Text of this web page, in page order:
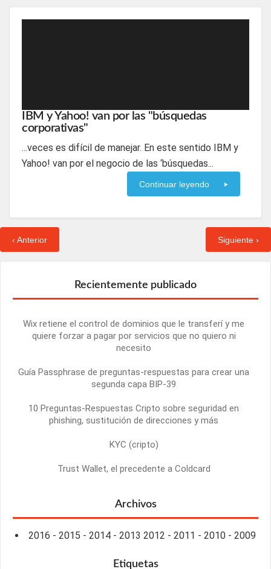
IBM y Yahoo! van por las "búsquedas
corporativas"
...veces es difícil de manejar. En este sentido IBM y
Yahoo! van por el negocio de las ‘búsquedas...
Continuar leyendo
‹ Anterior Siguiente ›
Recientemente publicado
Wix retiene el control de dominios que le transferí y me
quiere forzar a pagar por servicios que no quiero ni
necesito
Guía Passphrase de preguntas-respuestas para crear una
segunda capa BIP-39
10 Preguntas-Respuestas Cripto sobre seguridad en
phishing, sustitución de direcciones y más
KYC (cripto)
Trust Wallet, el precedente a Coldcard
Archivos
2016 - 2015 - 2014 - 2013 2012 - 2011 - 2010 - 2009
Etiquetas